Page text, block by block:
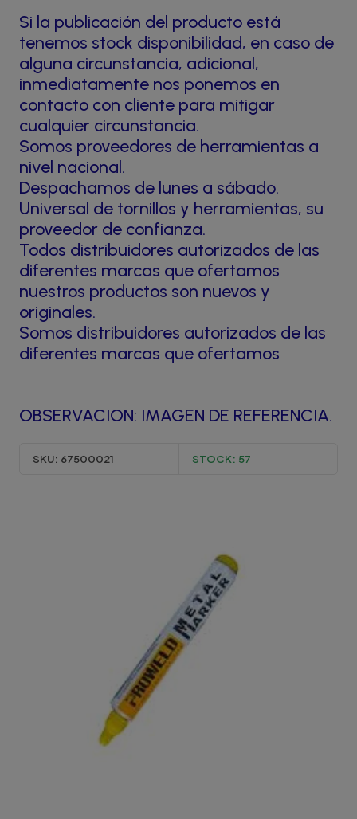
Si la publicación del producto está
tenemos stock disponibilidad, en caso de
alguna circunstancia, adicional,
inmediatamente nos ponemos en
contacto con cliente para mitigar
cualquier circunstancia.
Somos proveedores de herramientas a
nivel nacional.
Despachamos de lunes a sábado.
Universal de tornillos y herramientas, su
proveedor de confianza.
Todos distribuidores autorizados de las
diferentes marcas que ofertamos
nuestros productos son nuevos y
originales.
Somos distribuidores autorizados de las
diferentes marcas que ofertamos
OBSERVACION: IMAGEN DE REFERENCIA.
SKU: 67500021 STOCK: 57